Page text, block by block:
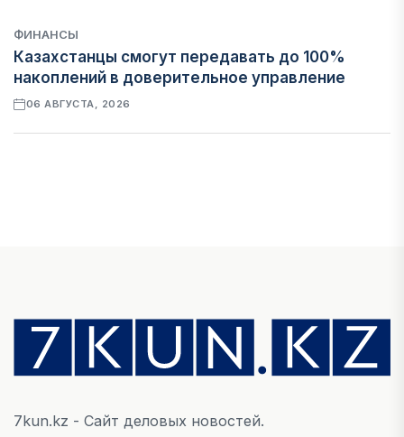
ФИНАНСЫ
Казахстанцы смогут передавать до 100%
накоплений в доверительное управление
06 АВГУСТА, 2026
На что Казахстан потратил больше всего в
нежилом строительстве
06 АВГУСТА, 2026
7kun.kz - Сайт деловых новостей.